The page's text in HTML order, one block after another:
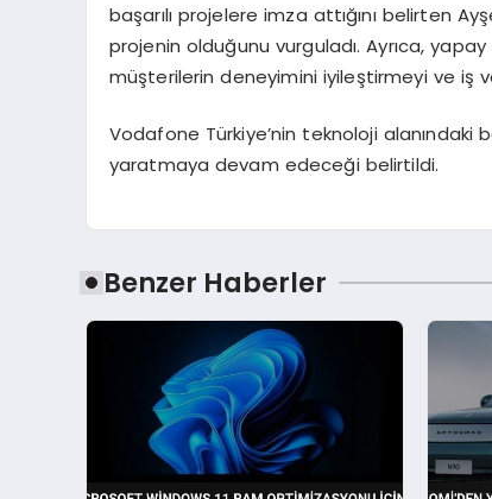
başarılı projelere imza attığını belirten
projenin olduğunu vurguladı. Ayrıca,
müşterilerin deneyimini iyileştirmeyi ve iş
Vodafone Türkiye’nin teknoloji
yaratmaya devam edeceği belirtildi.
Benzer Haberler